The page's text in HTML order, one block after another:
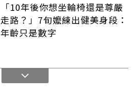
「10年後你想坐輪椅還是尊嚴
走路？」7旬嬤練出健美身段：
年齡只是數字